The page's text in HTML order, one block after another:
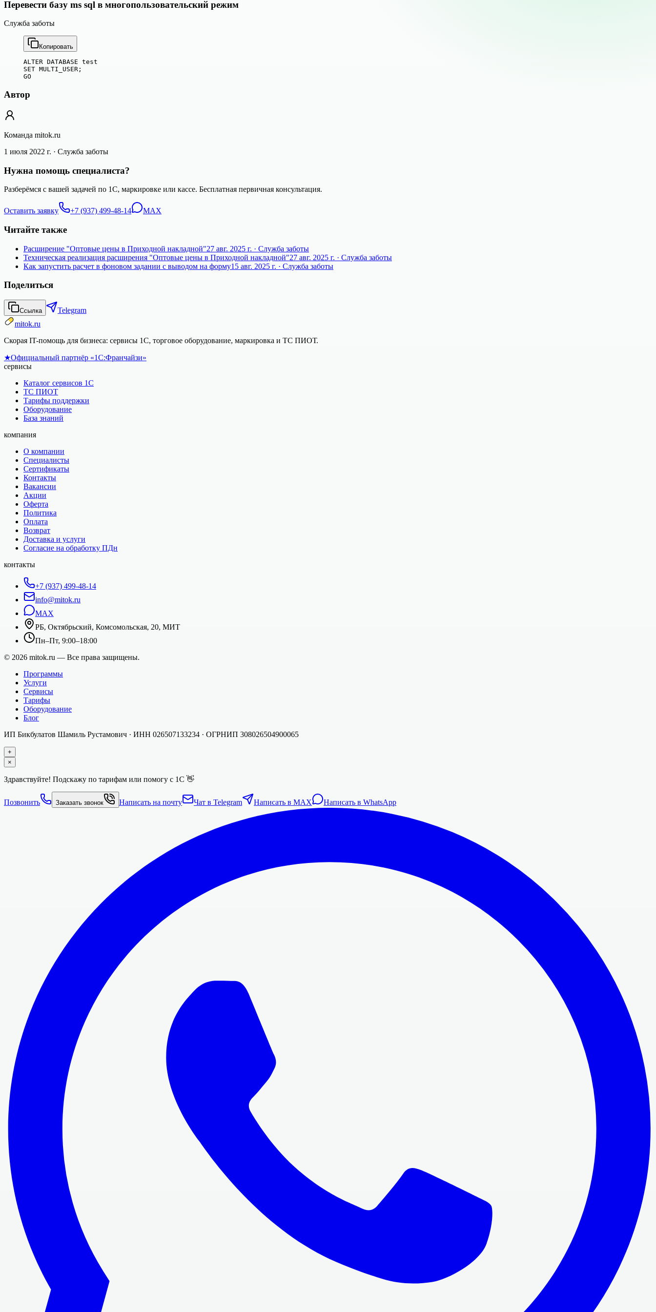
Перевести базу ms sql в многопользовательский режим
Служба заботы
Копировать
ALTER DATABASE test
SET MULTI_USER;
Автор
Команда mitok.ru
1 июля 2022 г. · Служба заботы
Нужна помощь специалиста?
Разберёмся с вашей задачей по 1С, маркировке или кассе. Бесплатная первичная консультация.
Оставить заявку +7 (937) 499-48-14 MAX
Читайте также
Расширение "Оптовые цены в Приходной накладной"27 авг. 2025 г. · Служба заботы
Техническая реализация расширения "Оптовые цены в Приходной накладной"27 авг. 2025 г. · Служба заботы
Как запустить расчет в фоновом задании с выводом на форму15 авг. 2025 г. · Служба заботы
Поделиться
Ссылка
Telegram
mitok.ru
Скорая IT-помощь для бизнеса: сервисы 1С, торговое оборудование, маркировка и ТС ПИОТ.
★Официальный партнёр «1С:Франчайзи»
сервисы
Каталог сервисов 1С
ТС ПИОТ
Тарифы поддержки
Оборудование
База знаний
компания
О компании
Специалисты
Сертификаты
Контакты
Вакансии
Акции
Оферта
Политика
Оплата
Возврат
Доставка и услуги
Согласие на обработку ПДн
контакты
+7 (937) 499-48-14
info@mitok.ru
MAX
РБ, Октябрьский, Комсомольская, 20, МИТ
Пн–Пт, 9:00–18:00
© 2026 mitok.ru — Все права защищены.
Программы
Услуги
Сервисы
Тарифы
Оборудование
Блог
ИП Бикбулатов Шамиль Рустамович · ИНН 026507133234 · ОГРНИП 308026504900065
+
×
Здравствуйте! Подскажу по тарифам или помогу с 1С 👋
Позвонить Заказать звонок Написать на почту Чат в Telegram Написать в MAX Написать в WhatsApp